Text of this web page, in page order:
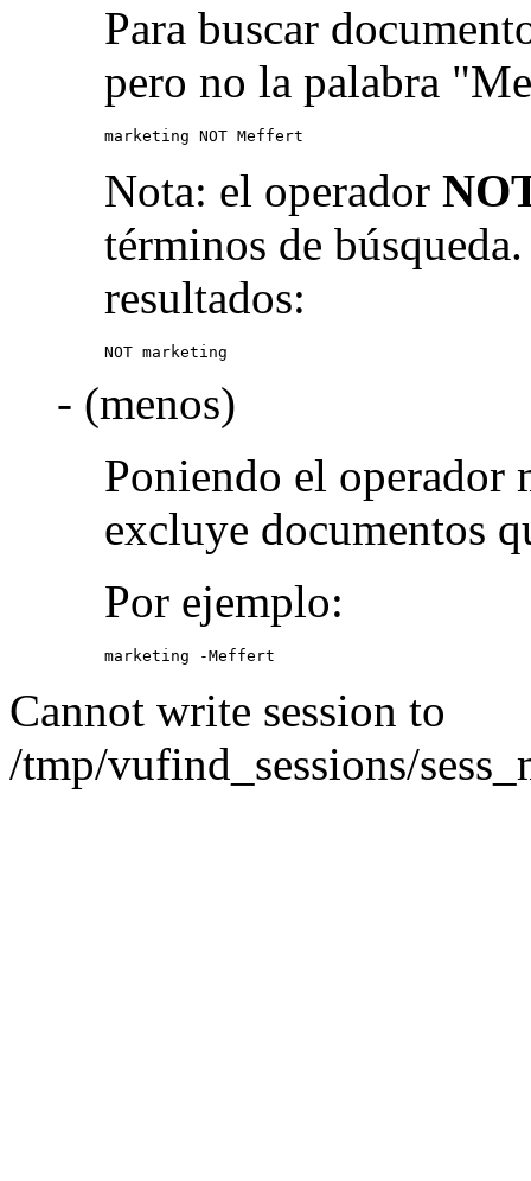
Para buscar
pero no la palabra
marketing NOT Meffert
Nota: el operador
términos de
resultados:
NOT marketing
- (menos)
Poniendo el operador
excluye documentos
Por ejemplo:
marketing -Meffert
Cannot write session to
/tmp/vufind_sessions/